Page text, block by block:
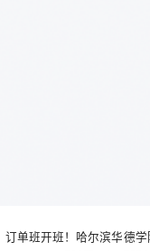
订单班开班！哈尔滨华德